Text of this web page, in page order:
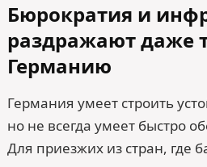
Бюрократия и
раздражают даже
Германию
Германия умеет строить
но не всегда умеет быстро
Для приезжих из стран, где